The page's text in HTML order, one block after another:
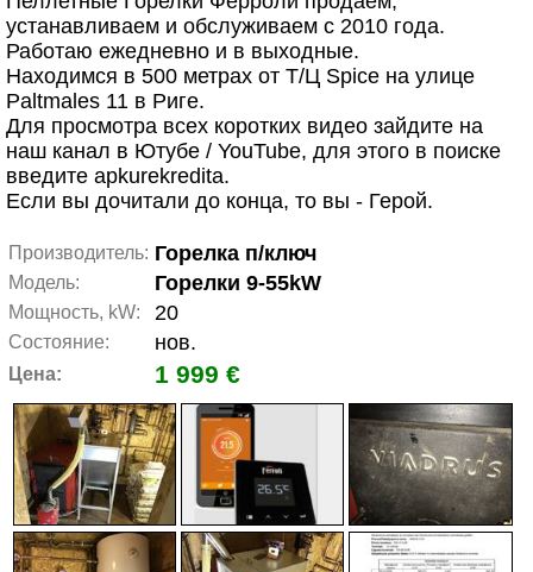
устанавливаем и обслуживаем с 2010 года.
Работаю ежедневно и в выходные.
Находимся в 500 метрах от Т/Ц Spice на улице
Paltmales 11 в Риге.
Для просмотра всех коротких видео зайдите на
наш канал в Ютубе / YouTube, для этого в поиске
введите apkurekredita.
Если вы дочитали до конца, то вы - Герой.
Производитель: Горелка п/ключ
Модель: Горелки 9-55kW
Мощность, kW: 20
Состояние: нов.
Цена: 1 999 €